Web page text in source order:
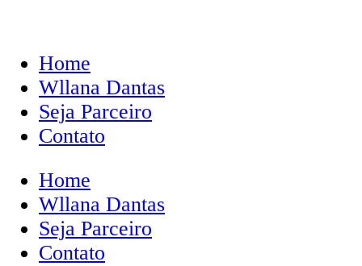
Home
Wllana Dantas
Seja Parceiro
Contato
Home
Wllana Dantas
Seja Parceiro
Contato